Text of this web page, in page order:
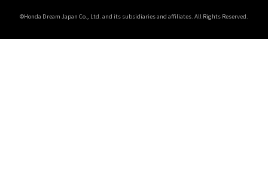
©Honda Dream Japan Co., Ltd. and its subsidiaries and affiliates. All Rights Reserved.